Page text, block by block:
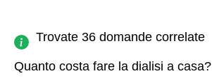
Trovate 36 domande correlate
Quanto costa fare la dialisi a casa?